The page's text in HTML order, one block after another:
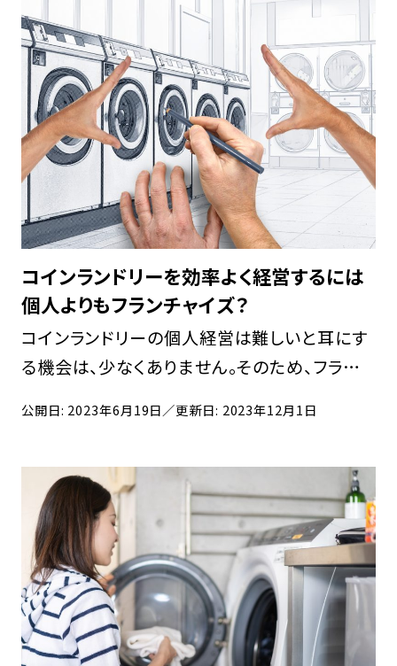
コインランドリーを効率よく経営するには
個人よりもフランチャイズ？
コインランドリーの個人経営は難しいと耳にす
る機会は、少なくありません。そのため、フランチ
いでしょう。しかし、フランチャイズでの経営につ
実 […]
公開日: 2023年6月19日／更新日: 2023年12月1日